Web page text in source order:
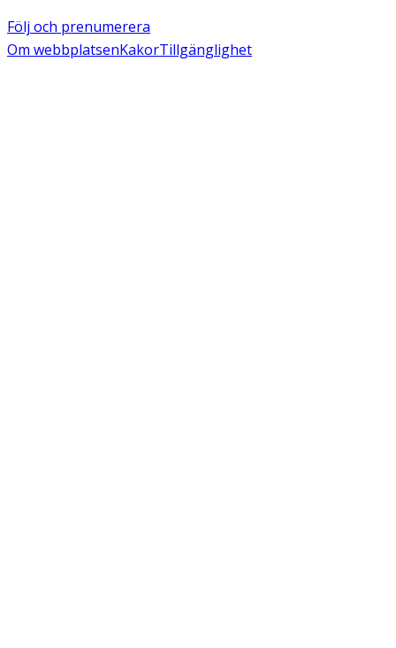
Följ och prenumerera
Om webbplatsenKakorTillgänglighet